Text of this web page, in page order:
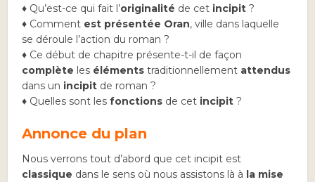
♦ Qu’est-ce qui fait l’originalité de cet incipit ?
♦ Comment est présentée Oran, ville dans laquelle
se déroule l’action du roman ?
♦ Ce début de chapitre présente-t-il de façon
complète les éléments traditionnellement attendus
dans un incipit de roman ?
♦ Quelles sont les fonctions de cet incipit ?
Annonce du plan
Nous verrons tout d’abord que cet incipit est
classique dans le sens où nous assistons là à la mise